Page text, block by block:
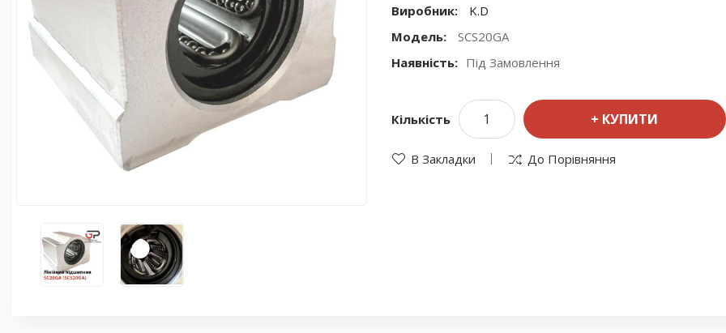
Виробник:
K.D
Модель:
SCS20GA
Наявність: Під Замовлення
Кількість КУПИТИ
В Закладки До Порівняння